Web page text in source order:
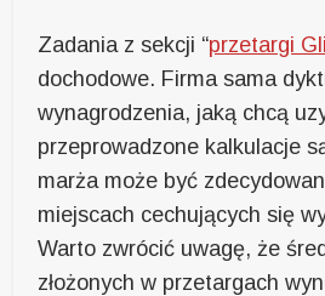
Zadania z sekcji “przetargi
dochodowe. Firma sama
wynagrodzenia, jaką chcą
przeprowadzone kalkulacje
marża może być
miejscach cechujących się
Warto zwrócić uwagę, że
złożonych w przetargach